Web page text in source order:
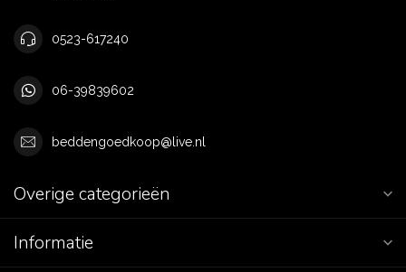
0523-617240
06-39839602
beddengoedkoop@live.nl
Overige categorieën
Informatie